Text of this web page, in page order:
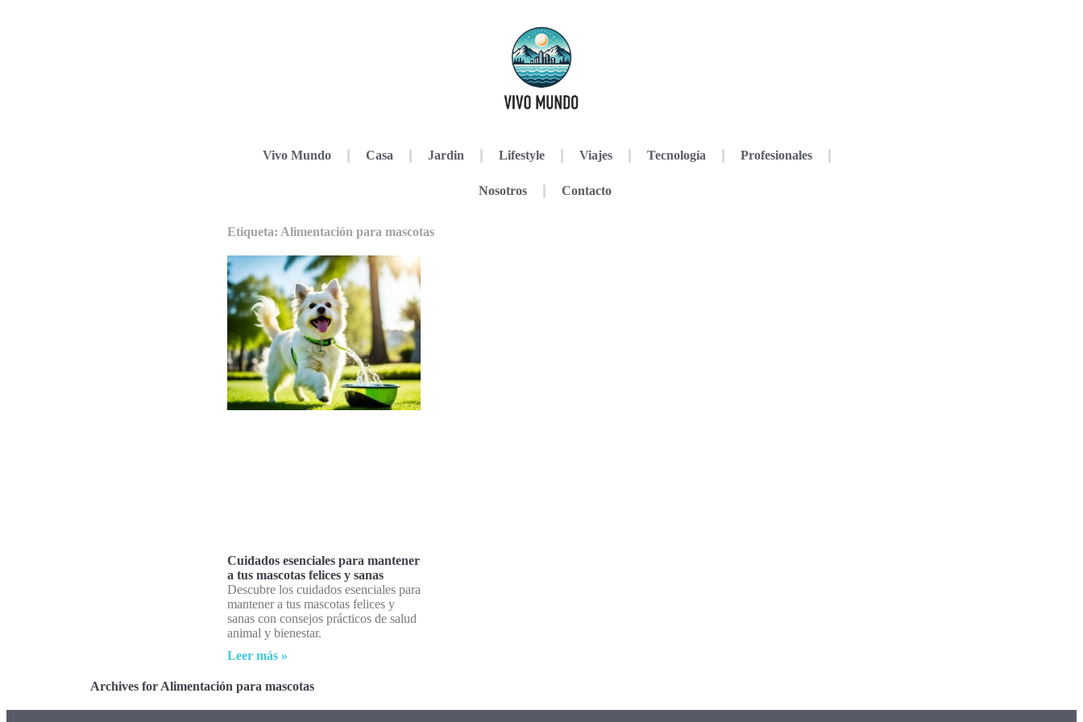
Vivo Mundo Casa Jardin Lifestyle Viajes Tecnología Profesionales
Nosotros Contacto
Etiqueta: Alimentación para mascotas
Cuidados esenciales para mantener
a tus mascotas felices y sanas
Descubre los cuidados esenciales para
mantener a tus mascotas felices y
sanas con consejos prácticos de salud
animal y bienestar.
Leer más »
Archives for Alimentación para mascotas